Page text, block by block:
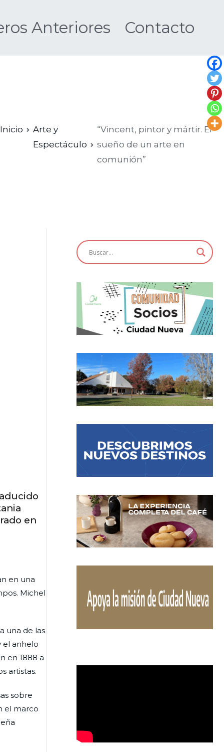
Anteriores Contacto
Inicio
Arte y
Espectáculo
“Vincent, pintor y mártir. El
sueño de un arte en
comunión”
en
en una
Michel
una de las
el anhelo
en 1888 a
artistas.
sobre
el marco